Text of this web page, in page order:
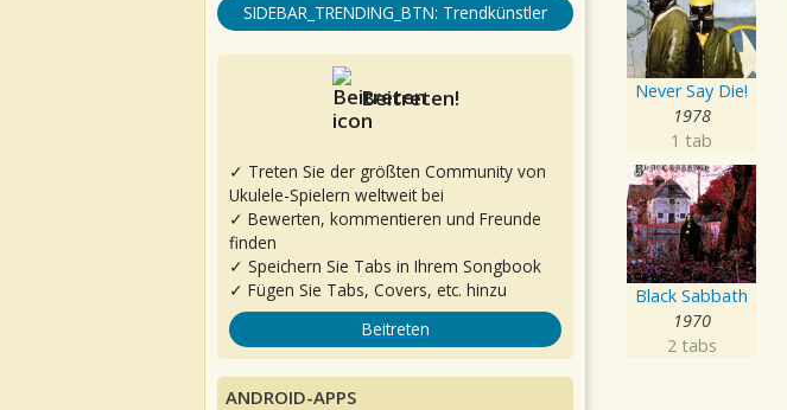
Never Say Die!
1978
1 tab
Black Sabbath
1970
2 tabs
SIDEBAR_TRENDING_BTN: Trendkünstler
Beitreten!
✓ Treten Sie der größten Community von
Ukulele-Spielern weltweit bei
✓ Bewerten, kommentieren und Freunde
finden
✓ Speichern Sie Tabs in Ihrem Songbook
✓ Fügen Sie Tabs, Covers, etc. hinzu
Beitreten
ANDROID-APPS